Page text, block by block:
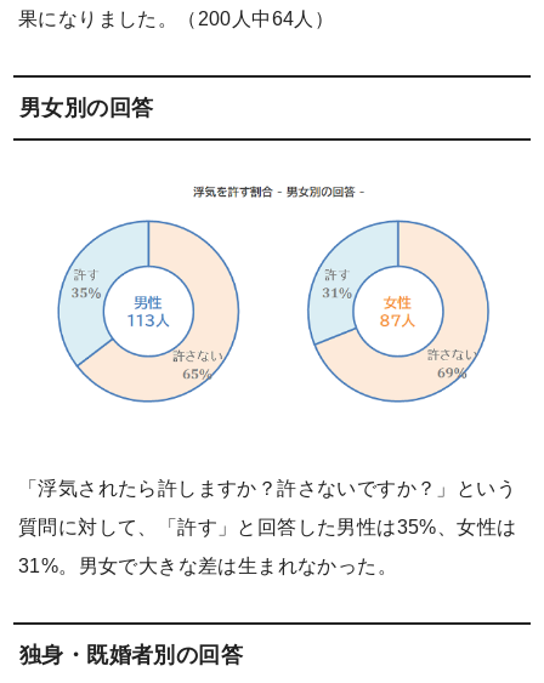
果になりました。（200人中64人）
男女別の回答
「浮気されたら許しますか？許さないですか？」という
質問に対して、「許す」と回答した男性は35%、女性は
31%。男女で大きな差は生まれなかった。
独身・既婚者別の回答